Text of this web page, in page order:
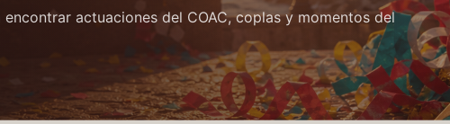
actuaciones del COAC, coplas y momentos del